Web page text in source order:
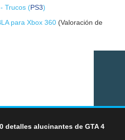
Trucos (PS3)
para Xbox 360 (Valoración de
detalles alucinantes de GTA 4